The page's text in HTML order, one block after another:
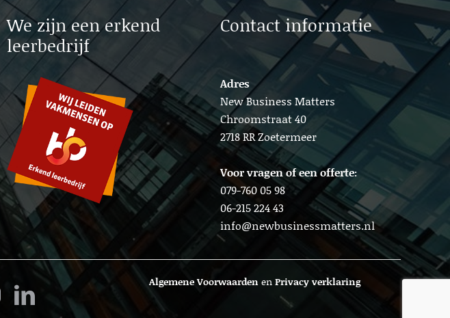
We zijn een erkend
leerbedrijf
Contact informatie
Adres
New Business Matters
Chroomstraat 40
2718 RR Zoetermeer
Voor vragen of een offerte:
079-760 05 98
06-215 224 43
info@newbusinessmatters.nl
Algemene VoorwaardenenPrivacy verklaring